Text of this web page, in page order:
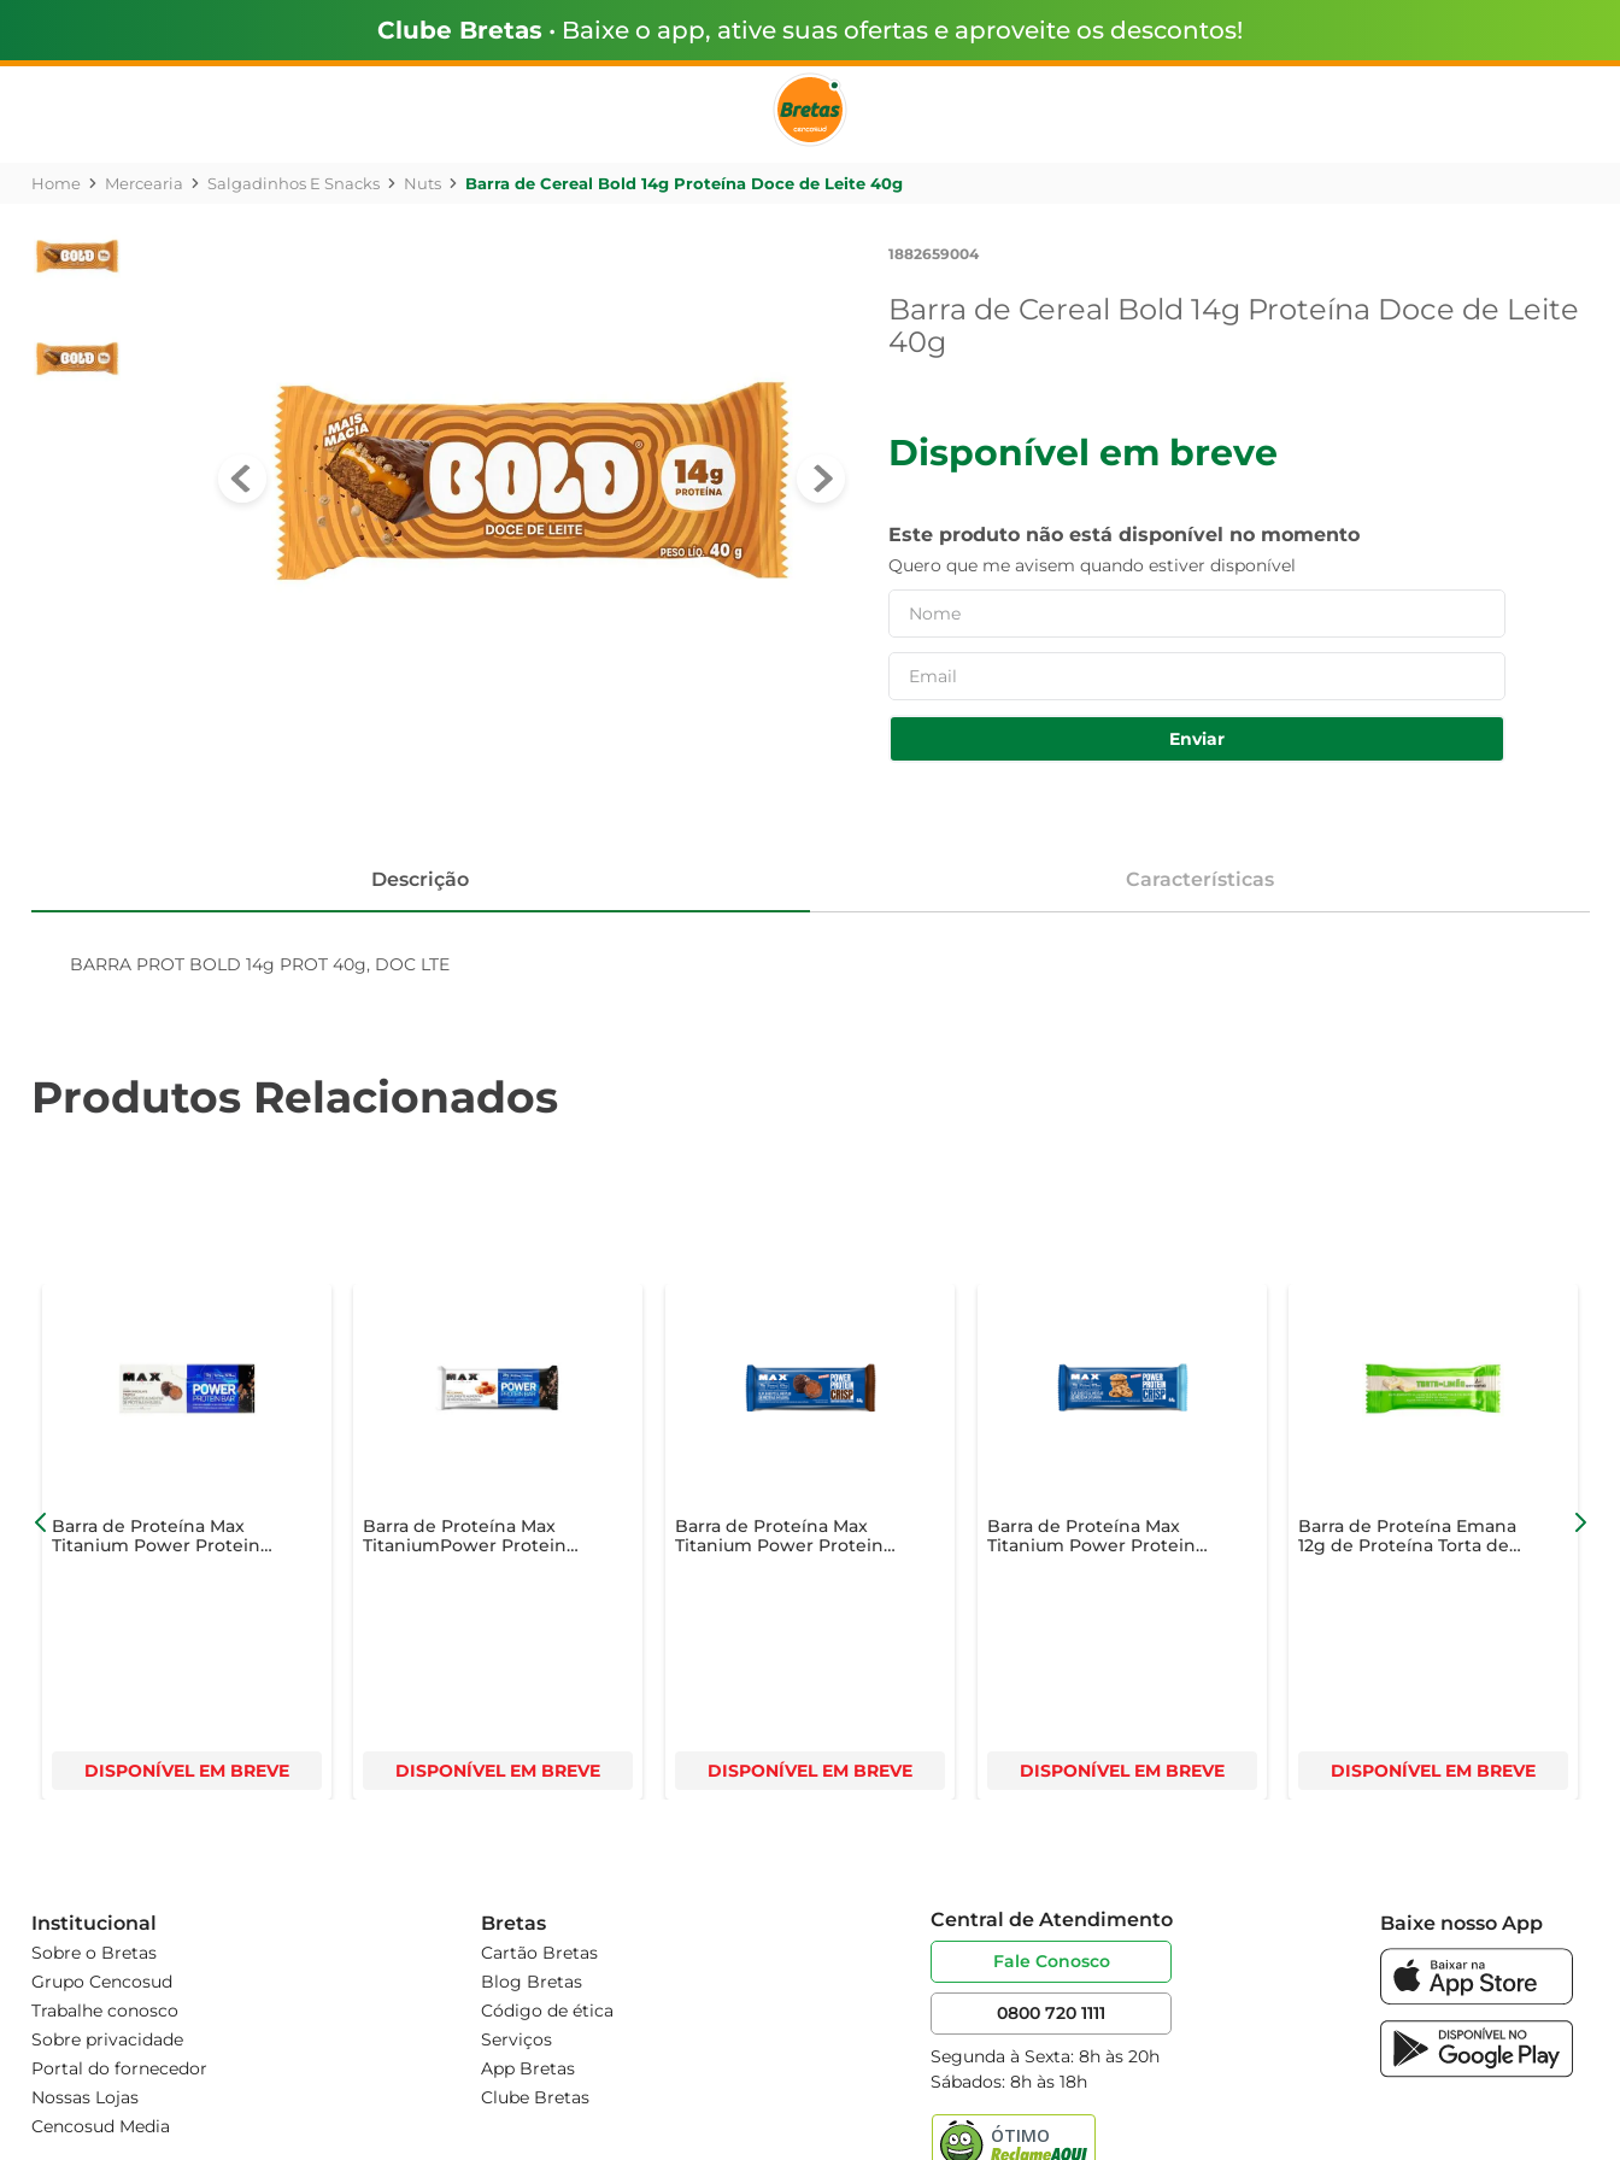
Clube Bretas • Baixe o app, ative suas ofertas e aproveite os descontos!
Mercearia Salgadinhos E Snacks Nuts Barra de Cereal Bold 14g Proteína Doce de Leite 40g
1882659004
Barra de Cereal Bold 14g Proteína Doce de Leite
40g
Disponível em breve
Este produto não está disponível no momento
Quero que me avisem quando estiver disponível
Enviar
Descrição Características
BARRA PROT BOLD 14g PROT 40g, DOC LTE
Produtos Relacionados
Barra de Proteína Max
Titanium Power Protein
DISPONÍVEL EM BREVE
Barra de Proteína Max
TitaniumPower Protein
DISPONÍVEL EM BREVE
Barra de Proteína Max
Titanium Power Protein
DISPONÍVEL EM BREVE
Barra de Proteína Max
Titanium Power Protein
DISPONÍVEL EM BREVE
Barra de Proteína Emana
12g de Proteína Torta de
DISPONÍVEL EM BREVE
Institucional
Sobre o Bretas
Grupo Cencosud
Trabalhe conosco
Sobre privacidade
Portal do fornecedor
Nossas Lojas
Cencosud Media
Bretas
Cartão Bretas
Blog Bretas
Código de ética
Serviços
App Bretas
Clube Bretas
Central de Atendimento
Fale Conosco
0800 720 1111
Segunda à Sexta: 8h às 20h
Sábados: 8h às 18h
Baixe nosso App